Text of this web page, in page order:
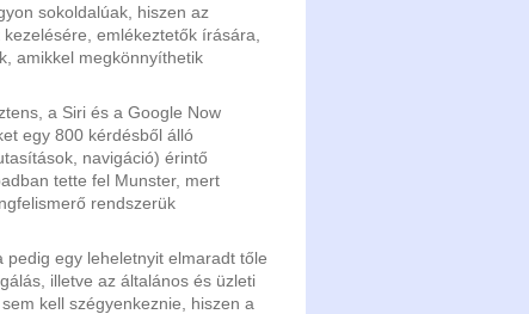
sokoldalúak, hiszen az
emlékeztetők írására,
amikkel megkönnyíthetik
a Siri és a Google Now
egy 800 kérdésből álló
navigáció) érintő
tette fel Munster, mert
rendszerük
pedig egy leheletnyit elmaradt tőle
illetve az általános és üzleti
kell szégyenkeznie, hiszen a